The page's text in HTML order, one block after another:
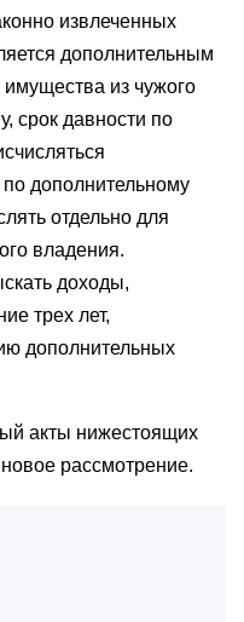
извлеченных
дополнительным
из чужого
срок давности по
дополнительному
отдельно для
владения.
доходы,
трех лет,
дополнительных
акты нижестоящих
рассмотрение.